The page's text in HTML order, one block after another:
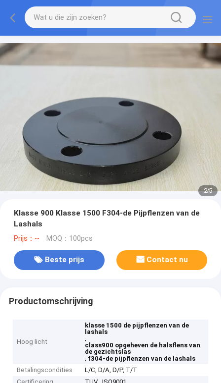
2/5
Klasse 900 Klasse 1500 F304-de Pijpflenzen van de
Lashals
Prijs：-- MOQ：100pcs
Beste prijs Contact nu
Productomschrijving
Hoog licht
klasse 1500 de pijpflenzen van de
lashals
,
class900 opgeheven de halsflens van
de gezichtslas
, f304-de pijpflenzen van de lashals
Betalingscondities
L/C, D/A, D/P, T/T